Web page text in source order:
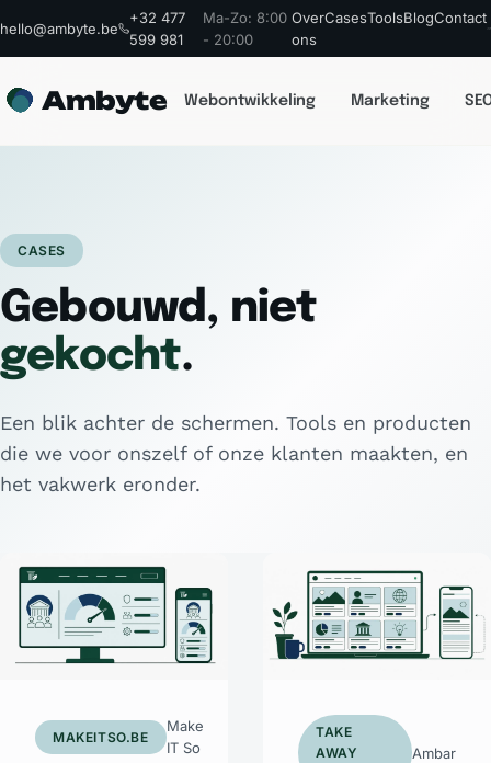
hello@ambyte.be
+32 477
599 981
Ma-Zo: 8:00
- 20:00
Over
ons
CasesToolsBlogContact
Ambyte Webontwikkeling Marketing
CASES
Gebouwd, niet
gekocht.
Een blik achter de schermen. Tools en producten
die we voor onszelf of onze klanten maakten, en
het vakwerk eronder.
MAKEITSO.BE
Make
IT So
TAKE
AWAY
Ambar